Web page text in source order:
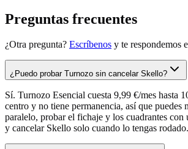
Preguntas frecuentes
¿Otra pregunta? Escríbenos y te respondemos
¿Puedo probar Turnozo sin cancelar Skello?
Sí. Turnozo Esencial cuesta 9,99 €/mes hasta
centro y no tiene permanencia, así que puedes
paralelo, probar el fichaje y los cuadrantes con
y cancelar Skello solo cuando lo tengas rodado.